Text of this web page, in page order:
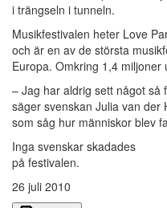
i trängseln i tunneln.
Musikfestivalen heter Love
och är en av de största
Europa. Omkring 1,4 miljoner
– Jag har aldrig sett något så
säger svenskan Julia van der
som såg hur människor blev
Inga svenskar skadades
på festivalen.
26 juli 2010